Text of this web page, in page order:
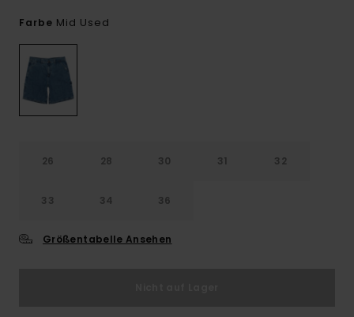
Farbe Mid Used
26 28 30 31 32
33 34 36
Größentabelle Ansehen